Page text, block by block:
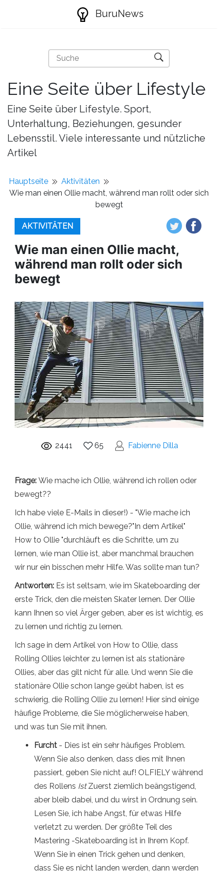
BuruNews
Eine Seite über Lifestyle
Eine Seite über Lifestyle. Sport,
Unterhaltung, Beziehungen, gesunder
Lebensstil. Viele interessante und nützliche
Artikel
Hauptseite
Aktivitäten
Wie man einen Ollie macht, während man rollt oder sich
bewegt
AKTIVITÄTEN
Wie man einen Ollie macht,
während man rollt oder sich
bewegt
2441 65 Fabienne Dilla
Frage: Wie mache ich Ollie, während ich rollen oder
bewegt??
Ich habe viele E-Mails in dieser!) - "Wie mache ich
Ollie, während ich mich bewege?"In dem Artikel"
How to Ollie "durchläuft es die Schritte, um zu
lernen, wie man Ollie ist, aber manchmal brauchen
wir nur ein bisschen mehr Hilfe. Was sollte man tun?
Antworten: Es ist seltsam, wie im Skateboarding der
erste Trick, den die meisten Skater lernen. Der Ollie
kann Ihnen so viel Ärger geben, aber es ist wichtig, es
zu lernen und richtig zu lernen.
Ich sage in dem Artikel von How to Ollie, dass
Rolling Ollies leichter zu lernen ist als stationäre
Ollies, aber das gilt nicht für alle. Und wenn Sie die
stationäre Ollie schon lange geübt haben, ist es
schwierig, die Rolling Ollie zu lernen! Hier sind einige
häufige Probleme, die Sie möglicherweise haben,
und was tun Sie mit ihnen.
Furcht - Dies ist ein sehr häufiges Problem.
Wenn Sie also denken, dass dies mit Ihnen
passiert, geben Sie nicht auf! OLFIELY während
des Rollens IstZuerst ziemlich beängstigend,
aber bleib dabei, und du wirst in Ordnung sein.
Lesen Sie, ich habe Angst, für etwas Hilfe
verletzt zu werden. Der größte Teil des
Mastering -Skateboarding ist in Ihrem Kopf.
Wenn Sie in einen Trick gehen und denken,
dass Sie es nicht landen werden, dann werden